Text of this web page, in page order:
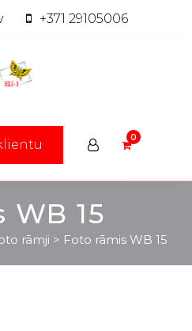
+371 29105006
WB 15
rāmji > Foto rāmis WB 15